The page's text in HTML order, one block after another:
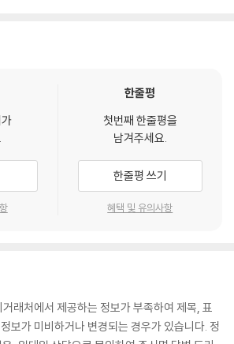
한줄평
첫번째 한줄평을
남겨주세요.
한줄평 쓰기
혜택 및 유의사항
래처에서 제공하는 정보가 부족하여 제목, 표
보가 미비하거나 변경되는 경우가 있습니다. 정